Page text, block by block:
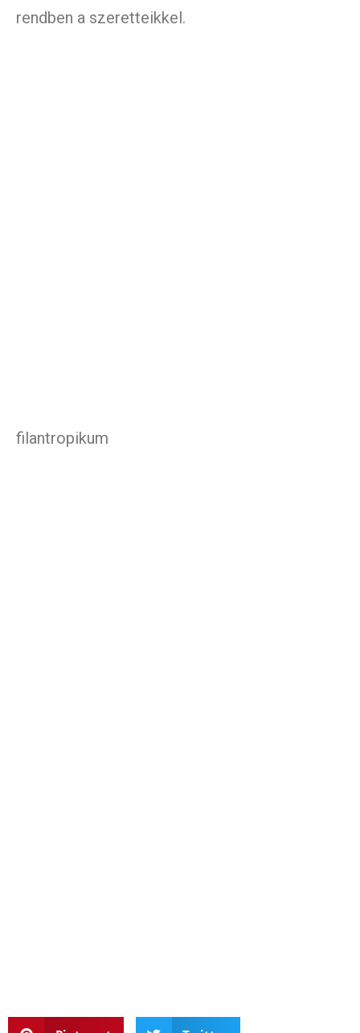
rendben a szeretteikkel.
filantropikum